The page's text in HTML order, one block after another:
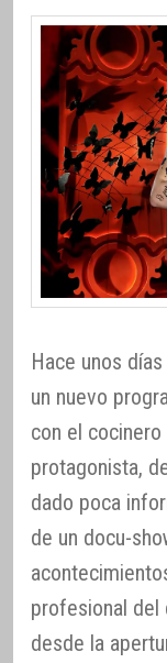
Hace unos
un nuevo
con el
protagonista,
dado poca
de un docu-
profesional del
desde la